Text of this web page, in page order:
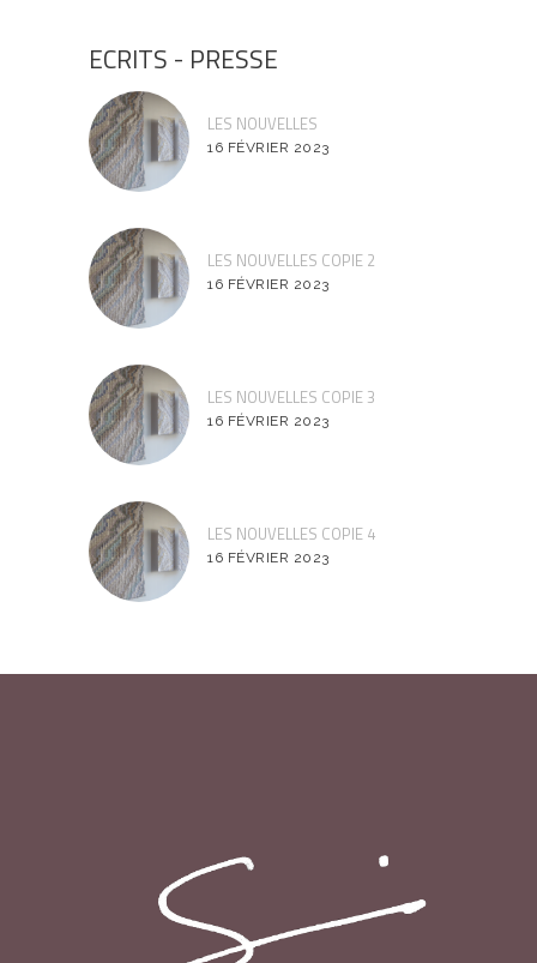
ECRITS - PRESSE
LES NOUVELLES
16 FÉVRIER 2023
LES NOUVELLES COPIE 2
16 FÉVRIER 2023
LES NOUVELLES COPIE 3
16 FÉVRIER 2023
LES NOUVELLES COPIE 4
16 FÉVRIER 2023